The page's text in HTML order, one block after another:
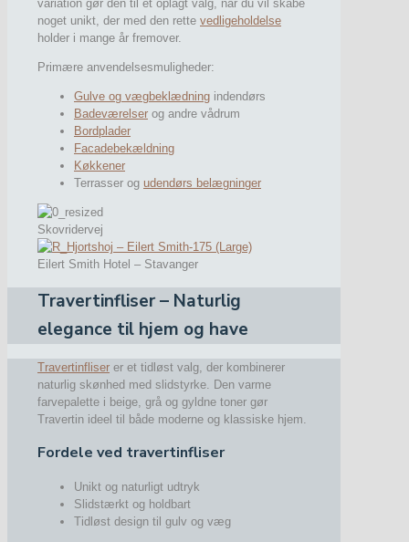
variation gør den til et oplagt valg, når du vil skabe
noget unikt, der med den rette vedligeholdelse
holder i mange år fremover.
Primære anvendelsesmuligheder:
Gulve og vægbeklædning indendørs
Badeværelser og andre vådrum
Bordplader
Facadebekældning
Køkkener
Terrasser og udendørs belægninger
Skovridervej
Eilert Smith Hotel – Stavanger
Travertinfliser – Naturlig
elegance til hjem og have
Travertinfliser er et tidløst valg, der kombinerer
naturlig skønhed med slidstyrke. Den varme
farvepalette i beige, grå og gyldne toner gør
Travertin ideel til både moderne og klassiske hjem.
Fordele ved travertinfliser
Unikt og naturligt udtryk
Slidstærkt og holdbart
Tidløst design til gulv og væg